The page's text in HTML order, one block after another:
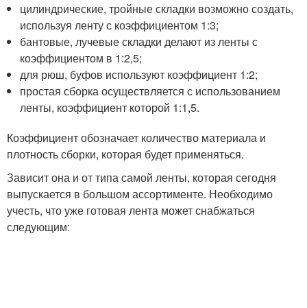
цилиндрические, тройные складки возможно создать,
используя ленту с коэффициентом 1:3;
бантовые, лучевые складки делают из ленты с
коэффициентом в 1:2,5;
для рюш, буфов используют коэффициент 1:2;
простая сборка осуществляется с использованием
ленты, коэффициент которой 1:1,5.
Коэффициент обозначает количество материала и
плотность сборки, которая будет применяться.
Зависит она и от типа самой ленты, которая сегодня
выпускается в большом ассортименте. Необходимо
учесть, что уже готовая лента может снабжаться
следующим: